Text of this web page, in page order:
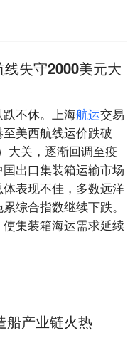
失守2000美元大
不休。上海航运交易
美西航线运价跌破
大关，逐渐回调至疫
出口集装箱运输市场
表现不佳，多数远洋
综合指数继续下跌。
集装箱海运需求延续
船产业链火热